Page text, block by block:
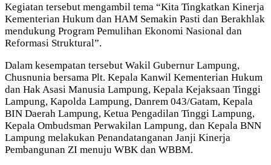
Kegiatan tersebut mengambil tema “Kita Tingkatkan Kinerja
Kementerian Hukum dan HAM Semakin Pasti dan Berakhlak
mendukung Program Pemulihan Ekonomi Nasional dan
Reformasi Struktural”.
Dalam kesempatan tersebut Wakil Gubernur Lampung,
Chusnunia bersama Plt. Kepala Kanwil Kementerian Hukum
dan Hak Asasi Manusia Lampung, Kepala Kejaksaan Tinggi
Lampung, Kapolda Lampung, Danrem 043/Gatam, Kepala
BIN Daerah Lampung, Ketua Pengadilan Tinggi Lampung,
Kepala Ombudsman Perwakilan Lampung, dan Kepala BNN
Lampung melakukan Penandatanganan Janji Kinerja
Pembangunan ZI menuju WBK dan WBBM.